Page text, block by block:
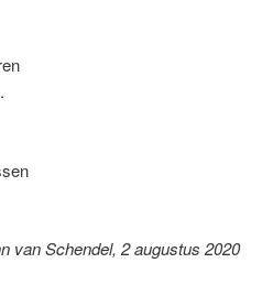
van Schendel, 2 augustus 2020